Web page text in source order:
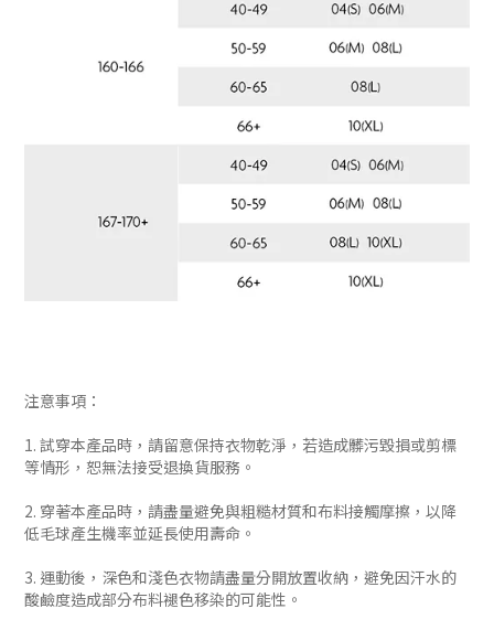
注意事項：
1. 試穿本產品時，請留意保持衣物乾淨，若造成髒污毀損或剪標
等情形，恕無法接受退換貨服務。
2. 穿著本產品時，請盡量避免與粗糙材質和布料接觸摩擦，以降
低毛球產生機率並延長使用壽命。
3. 運動後，深色和淺色衣物請盡量分開放置收納，避免因汗水的
酸鹼度造成部分布料褪色移染的可能性。